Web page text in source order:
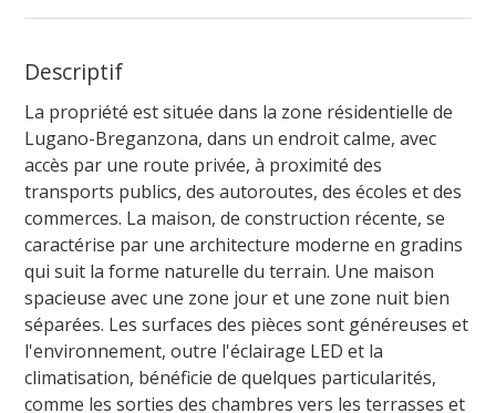
Descriptif
La propriété est située dans la zone résidentielle de
Lugano-Breganzona, dans un endroit calme, avec
accès par une route privée, à proximité des
transports publics, des autoroutes, des écoles et des
commerces. La maison, de construction récente, se
caractérise par une architecture moderne en gradins
qui suit la forme naturelle du terrain. Une maison
spacieuse avec une zone jour et une zone nuit bien
séparées. Les surfaces des pièces sont généreuses et
l'environnement, outre l'éclairage LED et la
climatisation, bénéficie de quelques particularités,
comme les sorties des chambres vers les terrasses et